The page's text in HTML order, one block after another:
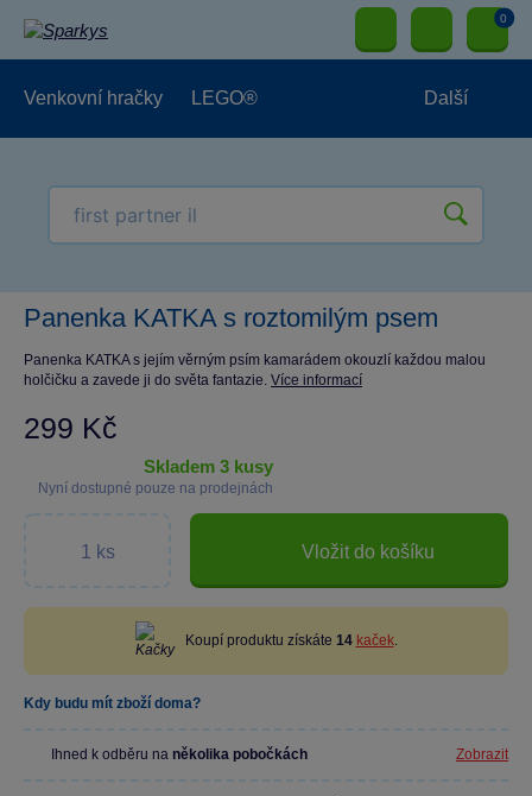
0
Venkovní hračky LEGO® Další
Panenka KATKA s roztomilým psem
Panenka KATKA s jejím věrným psím kamarádem okouzlí každou malou
holčičku a zavede ji do světa fantazie. Více informací
299 Kč
skladem 3 kusy
Nyní dostupné pouze na prodejnách
Vložit do košíku
Koupí produktu získáte 14 kaček.
Kdy budu mít zboží doma?
Ihned k odběru na několika pobočkách Zobrazit